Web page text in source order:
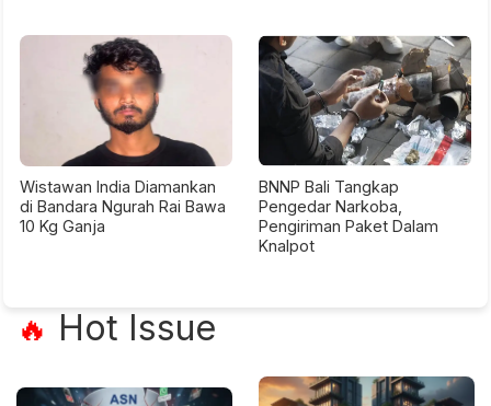
Wistawan India Diamankan
di Bandara Ngurah Rai Bawa
10 Kg Ganja
BNNP Bali Tangkap
Pengedar Narkoba,
Pengiriman Paket Dalam
Knalpot
🔥 Hot Issue